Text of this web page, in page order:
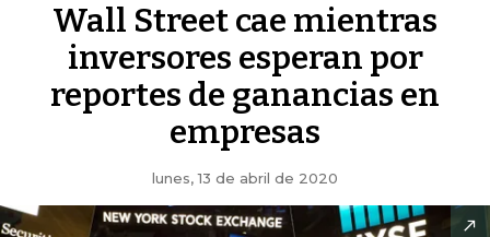
Wall Street cae mientras
inversores esperan por
reportes de ganancias en
empresas
lunes, 13 de abril de 2020